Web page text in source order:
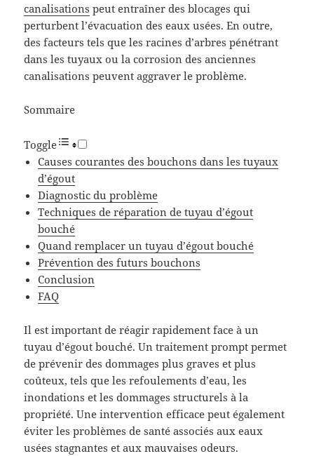
canalisations peut entraîner des blocages qui
perturbent l’évacuation des eaux usées. En outre,
des facteurs tels que les racines d’arbres pénétrant
dans les tuyaux ou la corrosion des anciennes
canalisations peuvent aggraver le problème.
Sommaire
Toggle
Causes courantes des bouchons dans les tuyaux
d’égout
Diagnostic du problème
Techniques de réparation de tuyau d’égout
bouché
Quand remplacer un tuyau d’égout bouché
Prévention des futurs bouchons
Conclusion
FAQ
Il est important de réagir rapidement face à un
tuyau d’égout bouché. Un traitement prompt permet
de prévenir des dommages plus graves et plus
coûteux, tels que les refoulements d’eau, les
inondations et les dommages structurels à la
propriété. Une intervention efficace peut également
éviter les problèmes de santé associés aux eaux
usées stagnantes et aux mauvaises odeurs.